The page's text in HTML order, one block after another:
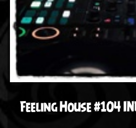
Feeling House #104